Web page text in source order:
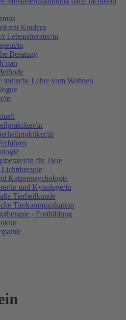
mit Kindern
Lebensberater/in
in
Beratung
indische Lehre vom Wohnen
in
in
in
in für Tiere
Katzenpsychologie
in und Kynologe/in
Tierheilkunde
Tierkommunikation
- Fortbildung